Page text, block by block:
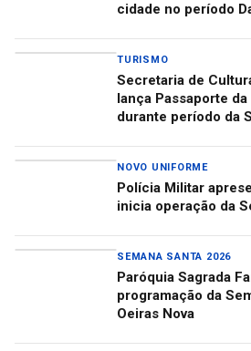
cidade no período
TURISMO
Secretaria de
lança Passaporte
durante período da
NOVO UNIFORME
Polícia Militar
inicia operação da
SEMANA SANTA 2026
Paróquia Sagrada
programação da
Oeiras Nova